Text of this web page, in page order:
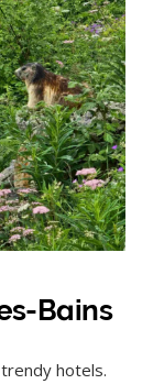
Bains
hotels.